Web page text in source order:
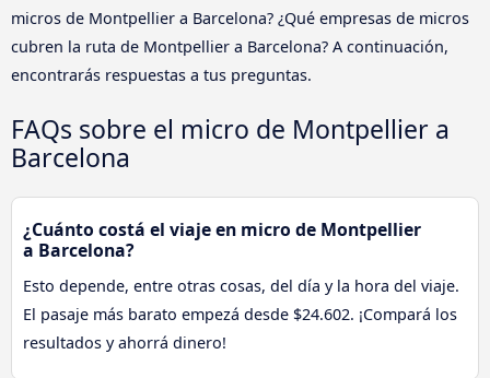
micros de Montpellier a Barcelona? ¿Qué empresas de micros
cubren la ruta de Montpellier a Barcelona? A continuación,
encontrarás respuestas a tus preguntas.
FAQs sobre el micro de Montpellier a
Barcelona
¿Cuánto costá el viaje en micro de Montpellier
a Barcelona?
Esto depende, entre otras cosas, del día y la hora del viaje.
El pasaje más barato empezá desde $24.602. ¡Compará los
resultados y ahorrá dinero!